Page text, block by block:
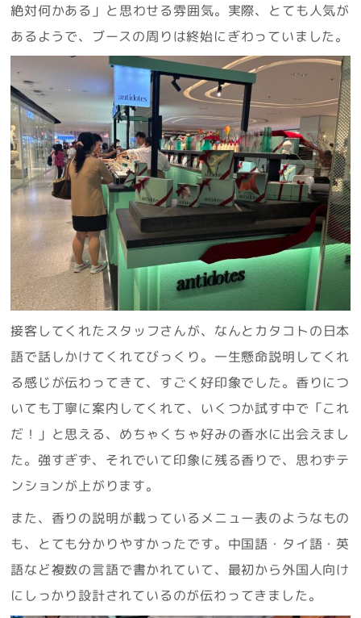
絶対何かある」と思わせる雰囲気。実際、とても人気が
あるようで、ブースの周りは終始にぎわっていました。
接客してくれたスタッフさんが、なんとカタコトの日本
語で話しかけてくれてびっくり。一生懸命説明してくれ
る感じが伝わってきて、すごく好印象でした。香りにつ
いても丁寧に案内してくれて、いくつか試す中で「これ
だ！」と思える、めちゃくちゃ好みの香水に出会えまし
た。強すぎず、それでいて印象に残る香りで、思わずテ
ンションが上がります。
また、香りの説明が載っているメニュー表のようなもの
も、とても分かりやすかったです。中国語・タイ語・英
語など複数の言語で書かれていて、最初から外国人向け
にしっかり設計されているのが伝わってきました。